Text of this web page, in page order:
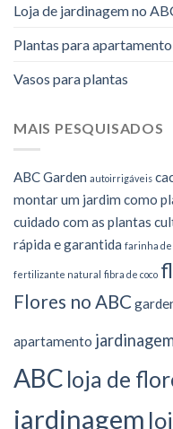
Loja de jardinagem no
Plantas para apartamento
Vasos para plantas
MAIS PESQUISADOS
ABC Garden autoirrigáveis
montar um jardim como
cuidado com as plantas
rápida e garantida farinha de
fertilizante natural fibra de coco
Flores no ABC
apartamento
ABC loja de
jardinagem